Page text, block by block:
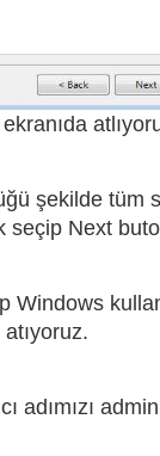
şekilde tüm
Next
adımızı